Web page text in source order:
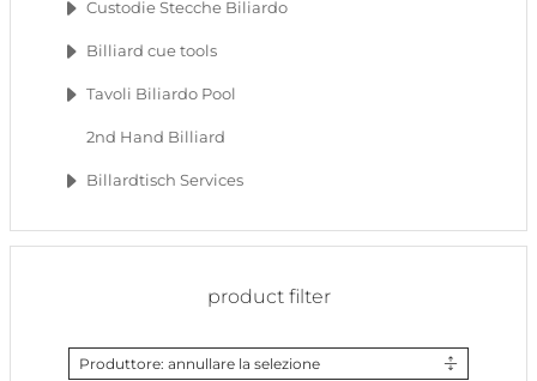
Custodie Stecche Biliardo
Billiard cue tools
Tavoli Biliardo Pool
2nd Hand Billiard
Billardtisch Services
product filter
Produttore: annullare la selezione